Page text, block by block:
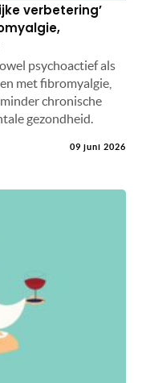
verbetering’
psychoactief als
met fibromyalgie,
chronische
gezondheid.
09 juni 2026